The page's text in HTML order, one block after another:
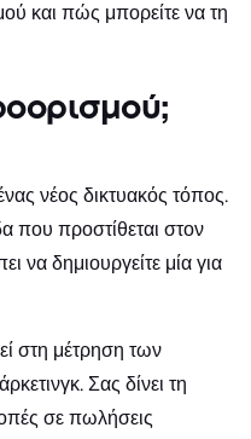
και πώς μπορείτε να τη
νέος δικτυακός τόπος.
που προστίθεται στον
να δημιουργείτε μία για
στη μέτρηση των
Σας δίνει τη
σε πωλήσεις